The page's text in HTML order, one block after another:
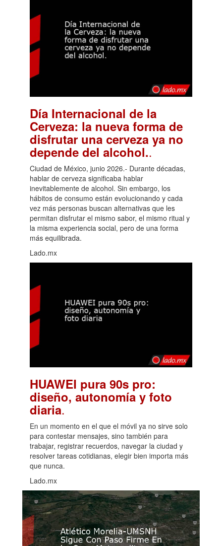
Día Internacional de la
Cerveza: la nueva forma de
disfrutar una cerveza ya no
depende del alcohol..
Ciudad de México, junio 2026.- Durante décadas,
hablar de cerveza significaba hablar
inevitablemente de alcohol. Sin embargo, los
hábitos de consumo están evolucionando y cada
vez más personas buscan alternativas que les
permitan disfrutar el mismo sabor, el mismo ritual y
la misma experiencia social, pero de una forma
más equilibrada.
Lado.mx
HUAWEI pura 90s pro:
diseño, autonomía y foto
diaria.
En un momento en el que el móvil ya no sirve solo
para contestar mensajes, sino también para
trabajar, registrar recuerdos, navegar la ciudad y
resolver tareas cotidianas, elegir bien importa más
que nunca.
Lado.mx